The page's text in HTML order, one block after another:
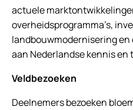
actuele
overheidsprogramma’s,
landbouwmodernisering
aan Nederlandse kennis en
Veldbezoeken
Deelnemers bezoeken